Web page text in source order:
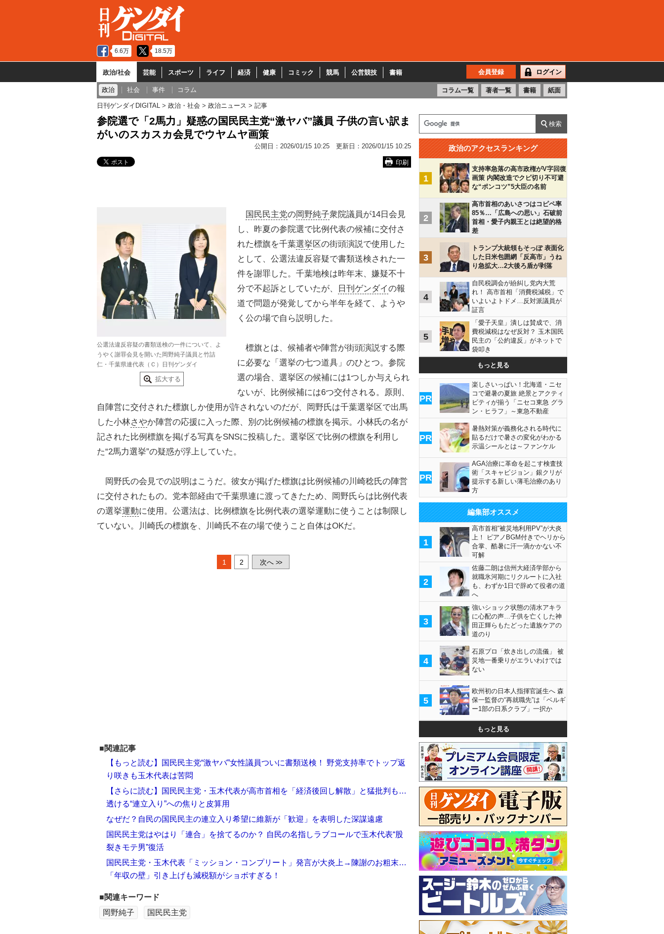
6.6万 18.5万
政治/社会 芸能 スポーツ ライフ 経済 健康 コミック 競馬 公営競技 書籍 会員登録 ログイン
政治 社会 事件 コラム コラム一覧 著者一覧 書籍 紙面
日刊ゲンダイDIGITAL 政治・社会 政治ニュース 記事
参院選で「2馬力」疑惑の国民民主党“激ヤバ”議員 子供の言い訳ま
がいのスカスカ会見でウヤムヤ画策
公開日： 2026/01/15 10:25 更新日： 2026/01/15 10:25
印刷
公選法違反容疑の書類送検の一件について、よ
うやく謝罪会見を開いた岡野純子議員と竹詰
仁・千葉県連代表（Ｃ）日刊ゲンダイ
拡大する
国民民主党の岡野純子衆院議員が14日会見
し、昨夏の参院選で比例代表の候補に交付さ
れた標旗を千葉選挙区の街頭演説で使用した
として、公選法違反容疑で書類送検された一
件を謝罪した。千葉地検は昨年末、嫌疑不十
分で不起訴としていたが、
日刊ゲンダイの報
道で問題が発覚してから半年を経て、ようや
く公の場で自ら説明した。
標旗とは、候補者や陣営が街頭演説する際
に必要な「選挙の七つ道具」のひとつ。参院
選の場合、選挙区の候補には1つしか与えられ
ないが、比例候補には6つ交付される。原則、
自陣営に交付された標旗しか使用が許されないのだが、岡野氏は千葉選挙区で出馬
した小林さやか陣営の応援に入った際、別の比例候補の標旗を掲示。小林氏の名が
記された比例標旗を掲げる写真をSNSに投稿した。選挙区で比例の標旗を利用し
た“2馬力選挙”の疑惑が浮上していた。
岡野氏の会見での説明はこうだ。彼女が掲げた標旗は比例候補の川崎稔氏の陣営
に交付されたもの。党本部経由で千葉県連に渡ってきたため、岡野氏らは比例代表
の選挙運動に使用。公選法は、比例標旗を比例代表の選挙運動に使うことは制限し
ていない。川崎氏の標旗を、川崎氏不在の場で使うこと自体はOKだ。
1 2 次へ >>
■関連記事
【もっと読む】国民民主党“激ヤバ”女性議員ついに書類送検！ 野党支持率でトップ返
り咲きも玉木代表は苦悶
【さらに読む】国民民主党・玉木代表が高市首相を「経済後回し解散」と猛批判も…
透ける“連立入り”への焦りと皮算用
なぜだ？自民の国民民主の連立入り希望に維新が「歓迎」を表明した深謀遠慮
国民民主党はやはり「連合」を捨てるのか？ 自民の名指しラブコールで玉木代表“股
裂きモテ男”復活
国民民主党・玉木代表「ミッション・コンプリート」発言が大炎上→陳謝のお粗末…
「年収の壁」引き上げも減税額がショボすぎる！
■関連キーワード
岡野純子
国民民主党
政治のアクセスランキング
1
支持率急落の高市政権がV字回復
画策 内閣改造でクビ切り不可避
な“ポンコツ”5大臣の名前
2
高市首相のあいさつはコピペ率
85％…「広島への思い」石破前
首相・愛子内親王とは絶望的格
差
3
トランプ大統領もそっぽ 表面化
した日米包囲網「反高市」うね
り急拡大…2大後ろ盾が剥落
4
自民税調会が紛糾し党内大荒
れ！ 高市首相「消費税減税」で
いよいよトドメ…反対派議員が
証言
5
「愛子天皇」潰しは賛成で、消
費税減税はなぜ反対？ 玉木国民
民主の「公約違反」がネットで
袋叩き
もっと見る
PR
楽しさいっぱい！北海道・ニセ
コで避暑の夏旅 絶景とアクティ
ビティが揃う「ニセコ東急 グラ
ン・ヒラフ」～東急不動産
PR
暑熱対策が義務化される時代に
貼るだけで暑さの変化がわかる
示温シールとは～ファンケル
PR
AGA治療に革命を起こす検査技
術「スキャビジョン」銀クリが
提示する新しい薄毛治療のあり
方
編集部オススメ
1
高市首相“被災地利用PV”が大炎
上！ ピアノBGM付きでヘリから
合掌、酷暑に汗一滴かかない不
可解
2
佐藤二朗は信州大経済学部から
就職氷河期にリクルートに入社
も、わずか1日で辞めて役者の道
へ
3
強いショック状態の清水アキラ
に心配の声…子供を亡くした神
田正輝らもたどった遺族ケアの
道のり
4
石原プロ「炊き出しの流儀」 被
災地一番乗りがエラいわけでは
ない
5
欧州初の日本人指揮官誕生へ 森
保一監督の“再就職先”は「ベルギ
ー1部の日系クラブ」一択か
もっと見る